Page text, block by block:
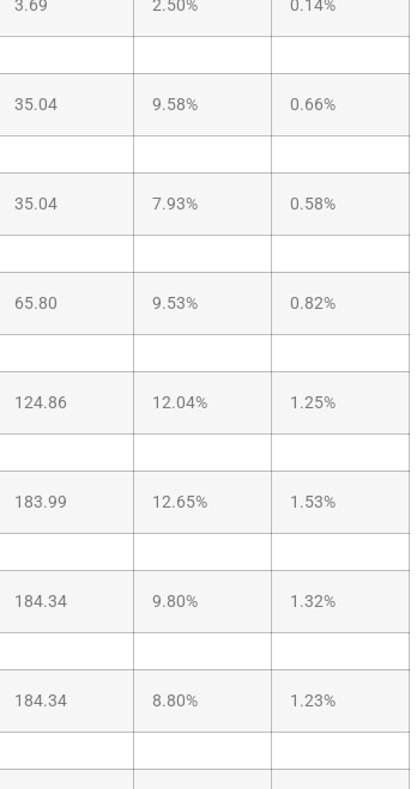
3.69 2.50% 0.14%
35.04 9.58% 0.66%
35.04 7.93% 0.58%
65.80 9.53% 0.82%
124.86 12.04% 1.25%
183.99 12.65% 1.53%
184.34 9.80% 1.32%
184.34 8.80% 1.23%